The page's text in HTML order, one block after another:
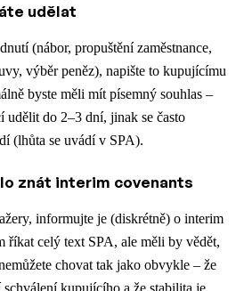
udělat
(nábor, propuštění zaměstnance,
výběr peněz), napište to kupujícímu
byste měli mít písemný souhlas –
do 2–3 dní, jinak se často
(lhůta se uvádí v SPA).
znát interim covenants
informujte je (diskrétně) o interim
říkat celý text SPA, ale měli by vědět,
chovat tak jako obvykle – že
kupujícího a že stabilita je